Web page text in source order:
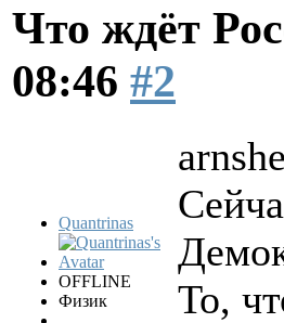
Что ждёт
08:46 #2
Quantrinas
OFFLINE
Физик
То,